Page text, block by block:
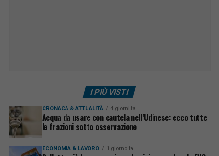
I PIÙ VISTI
CRONACA & ATTUALITÀ 4 giorni fa
Acqua da usare con cautela nell’Udinese: ecco tutte
le frazioni sotto osservazione
ECONOMIA & LAVORO 1 giorno fa